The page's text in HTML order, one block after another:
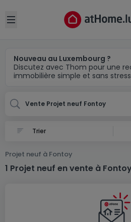
Open sidebar
Nouveau au Luxembourg ?
Discutez avec Thom pour une
immobilière simple et sans
Vente Projet neuf Fontoy
Projet neuf à Fontoy
1 Projet neuf en vente à
Annuler